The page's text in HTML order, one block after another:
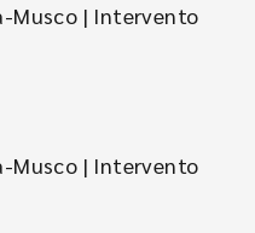
Musco | Intervento
Musco | Intervento